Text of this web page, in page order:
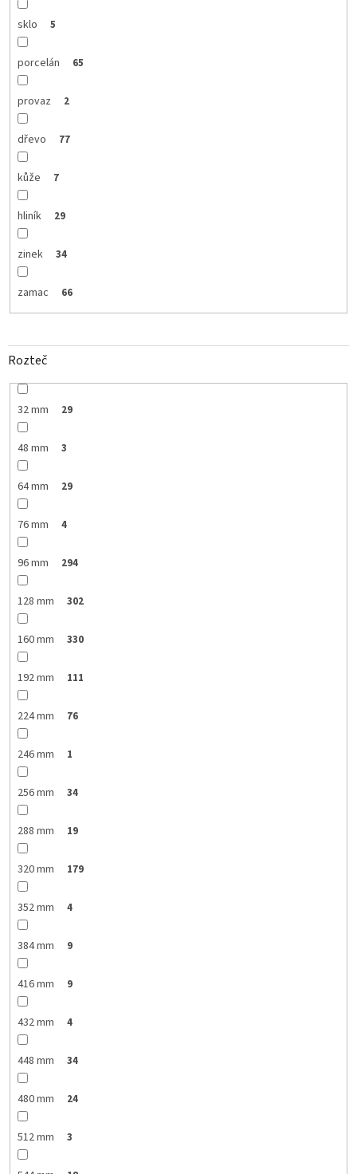
sklo 5
porcelán 65
provaz 2
dřevo 77
kůže 7
hliník 29
zinek 34
zamac 66
Rozteč
32 mm 29
48 mm 3
64 mm 29
76 mm 4
96 mm 294
128 mm 302
160 mm 330
192 mm 111
224 mm 76
246 mm 1
256 mm 34
288 mm 19
320 mm 179
352 mm 4
384 mm 9
416 mm 9
432 mm 4
448 mm 34
480 mm 24
512 mm 3